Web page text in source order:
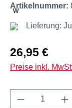
Artikelnummer:
Lieferung:
Regulärer Preis:
26,95 €
Preise inkl.
Produkt